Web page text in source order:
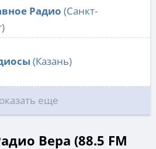
Радио (Санкт-
(Казань)
еще
Вера (88.5 FM